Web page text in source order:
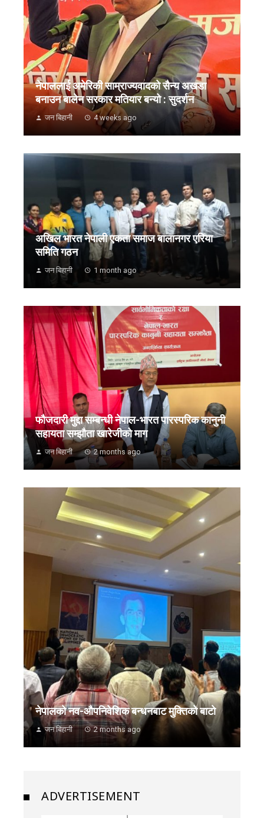
नेपाललाई अमेरिकी साम्राज्यवादको सैन्य अखडा
बनाउन बालेन सरकार मतियार बन्यो : सुदर्शन
जन बिहानी 4 weeks ago
अखिल भारत नेपाली एकता समाज बालानगर एरिया
समिति गठन
जन बिहानी 1 month ago
फौजदारी मुद्दा सम्बन्धी नेपाल-भारत पारस्परिक कानुनी
सहायता सम्झौता खारेजीको माग
जन बिहानी 2 months ago
नेपालको नव-औपनिवेशिक बन्धनबाट मुक्तिको बाटो
जन बिहानी 2 months ago
ADVERTISEMENT